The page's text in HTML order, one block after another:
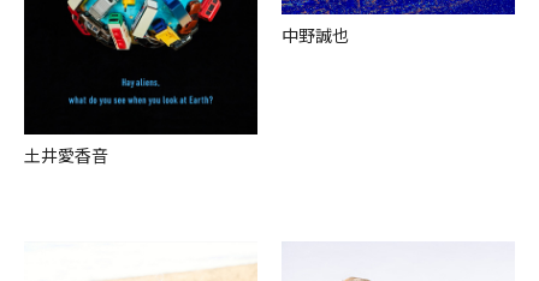
⼟井愛⾹⾳
中野誠也